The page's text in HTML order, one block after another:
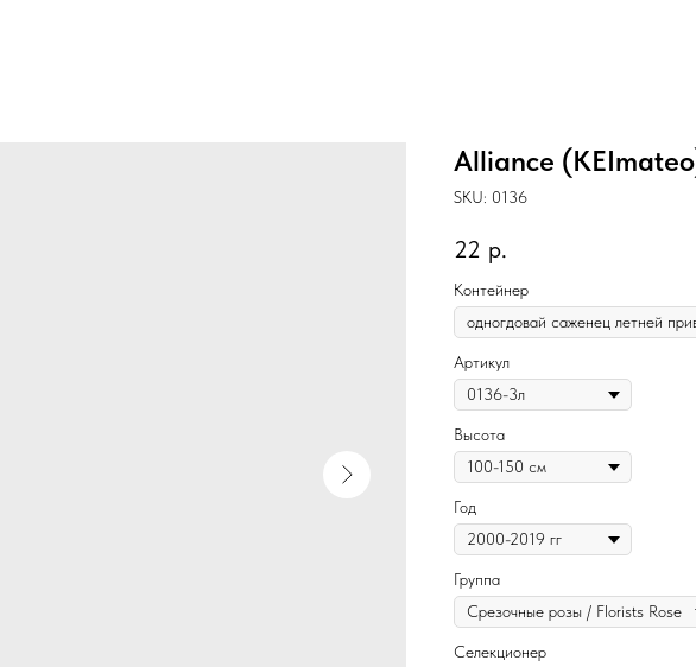
Alliance
SKU: 0136
22 р.
Контейнер
Артикул
Высота
Год
Группа
Селекционер